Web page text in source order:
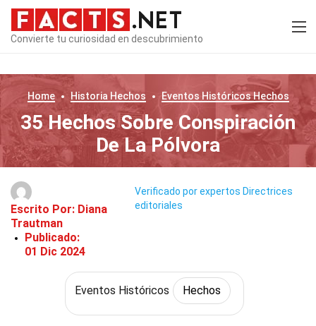
Convierte tu curiosidad en descubrimiento
Home Historia Hechos Eventos HistóricosHechos
35 Hechos Sobre Conspiración
De La Pólvora
Escrito Por: Diana
Trautman
Publicado:
01 Dic 2024
Verificado por expertos Directrices
editoriales
Eventos Históricos Hechos